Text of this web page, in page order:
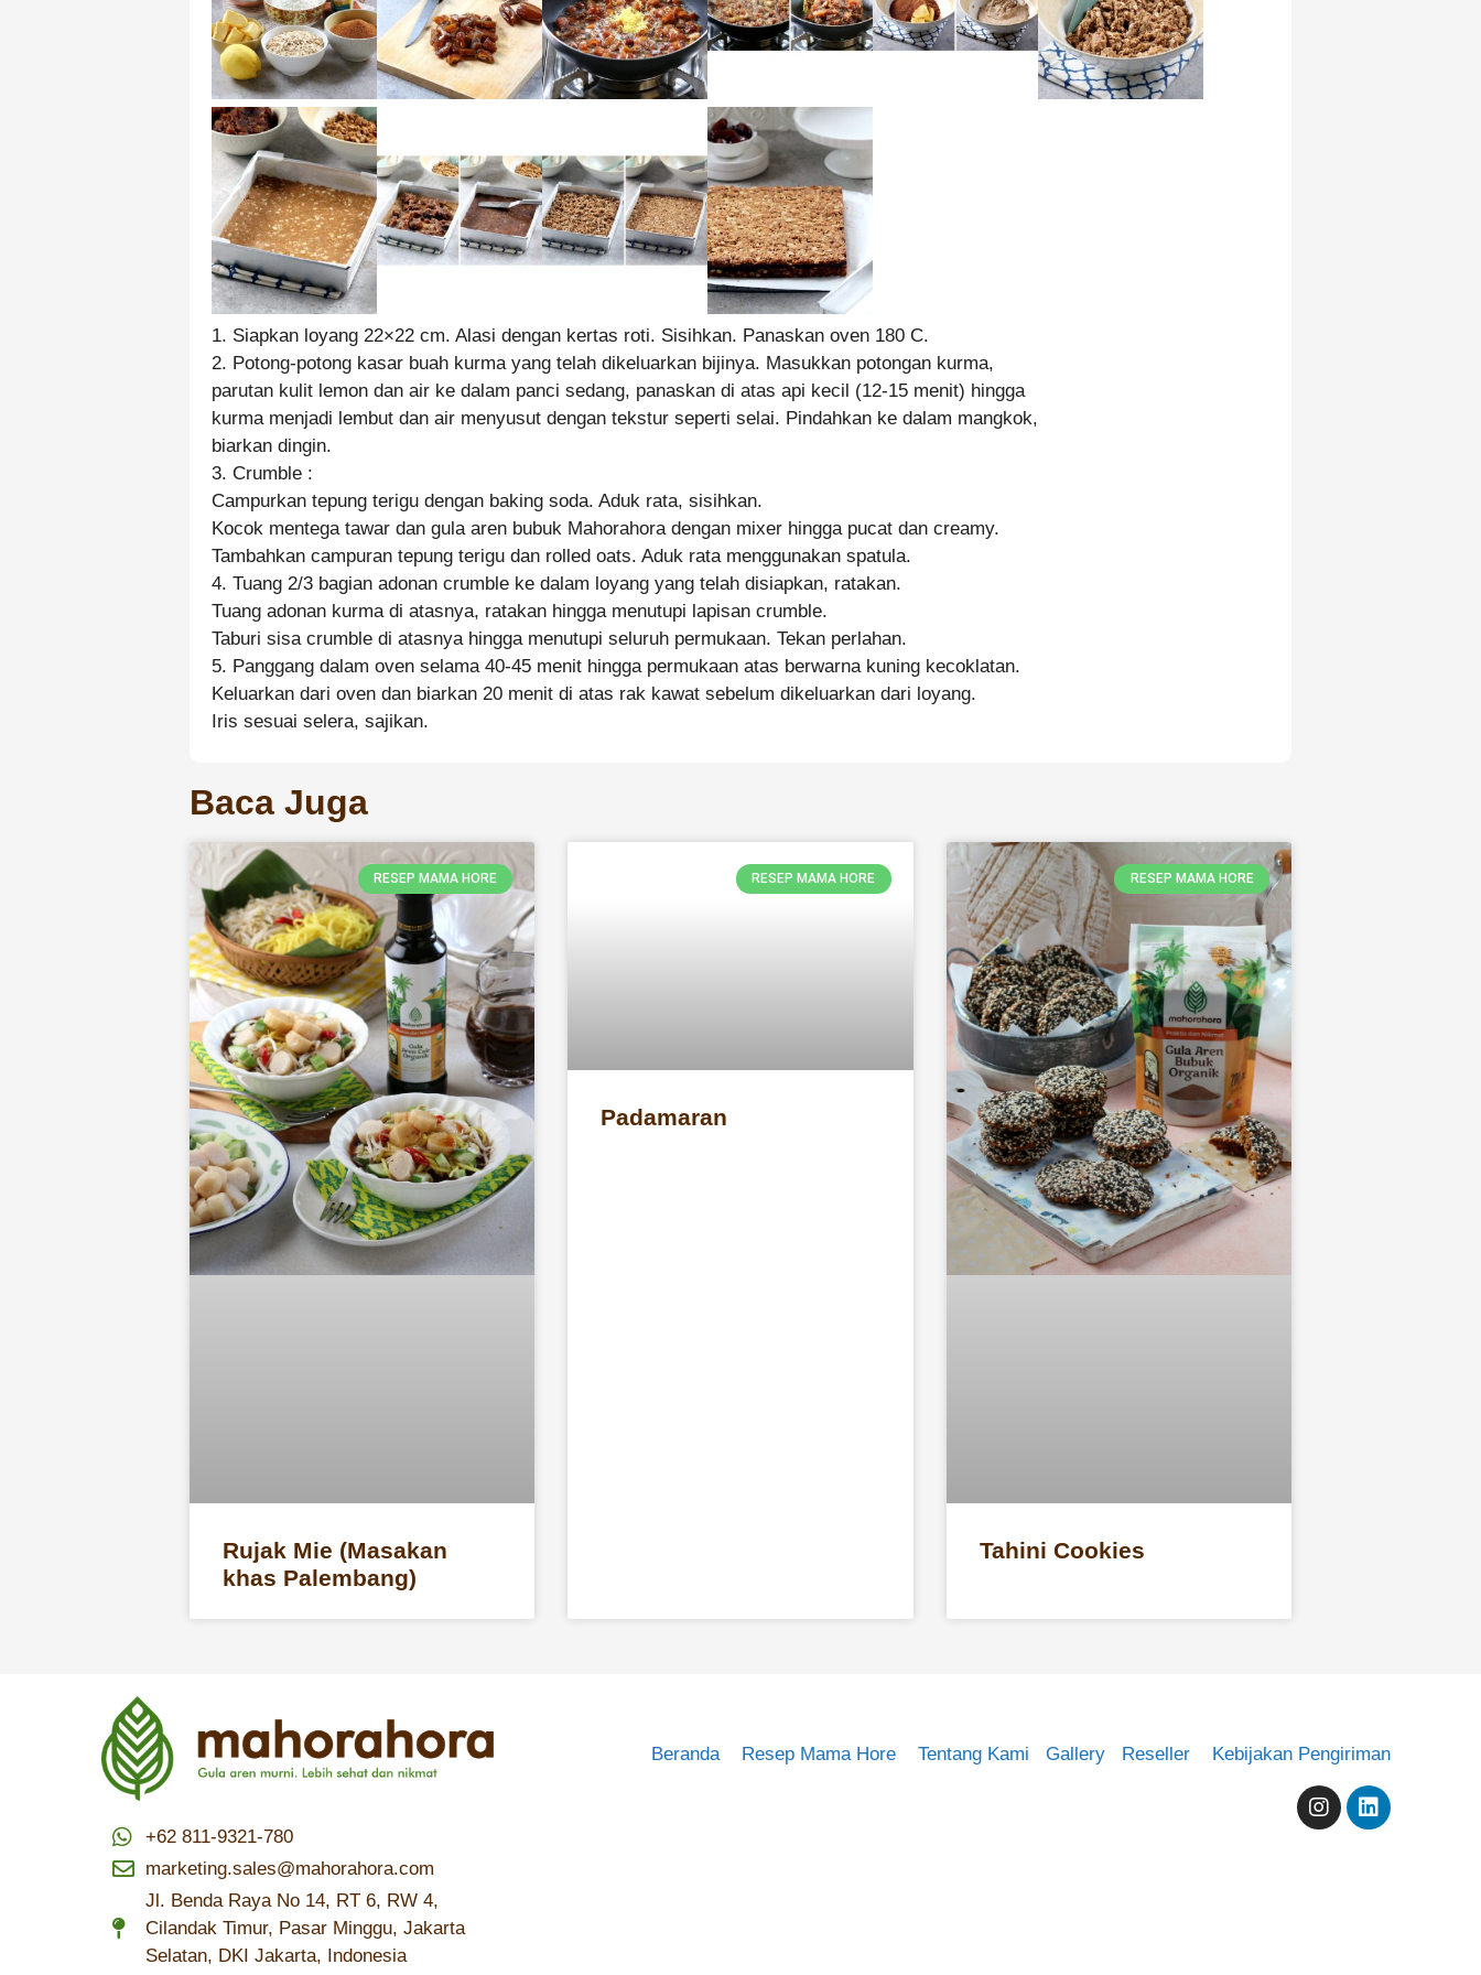
1. Siapkan loyang 22×22 cm. Alasi dengan kertas roti. Sisihkan. Panaskan oven 180 C.
2. Potong-potong kasar buah kurma yang telah dikeluarkan bijinya. Masukkan potongan kurma,
parutan kulit lemon dan air ke dalam panci sedang, panaskan di atas api kecil (12-15 menit) hingga
kurma menjadi lembut dan air menyusut dengan tekstur seperti selai. Pindahkan ke dalam mangkok,
biarkan dingin.
3. Crumble :
Campurkan tepung terigu dengan baking soda. Aduk rata, sisihkan.
Kocok mentega tawar dan gula aren bubuk Mahorahora dengan mixer hingga pucat dan creamy.
Tambahkan campuran tepung terigu dan rolled oats. Aduk rata menggunakan spatula.
4. Tuang 2/3 bagian adonan crumble ke dalam loyang yang telah disiapkan, ratakan.
Tuang adonan kurma di atasnya, ratakan hingga menutupi lapisan crumble.
Taburi sisa crumble di atasnya hingga menutupi seluruh permukaan. Tekan perlahan.
5. Panggang dalam oven selama 40-45 menit hingga permukaan atas berwarna kuning kecoklatan.
Keluarkan dari oven dan biarkan 20 menit di atas rak kawat sebelum dikeluarkan dari loyang.
Iris sesuai selera, sajikan.
Baca Juga
RESEP MAMA HORE
Rujak Mie (Masakan
khas Palembang)
RESEP MAMA HORE
Padamaran
RESEP MAMA HORE
Tahini Cookies
+62 811-9321-780
marketing.sales@mahorahora.com
Jl. Benda Raya No 14, RT 6, RW 4,
Cilandak Timur, Pasar Minggu, Jakarta
Selatan, DKI Jakarta, Indonesia
Beranda Resep Mama Hore Tentang Kami Gallery Reseller Kebijakan Pengiriman